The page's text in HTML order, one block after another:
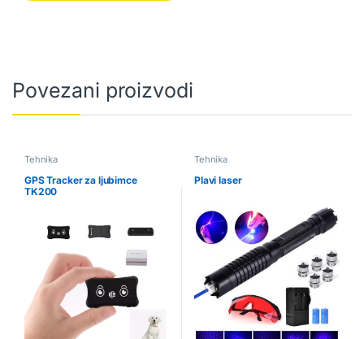
Povezani proizvodi
Tehnika
GPS Tracker za ljubimce
TK200
Tehnika
Plavi laser